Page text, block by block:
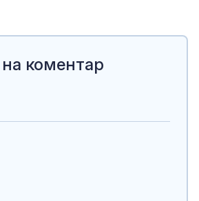
коментар